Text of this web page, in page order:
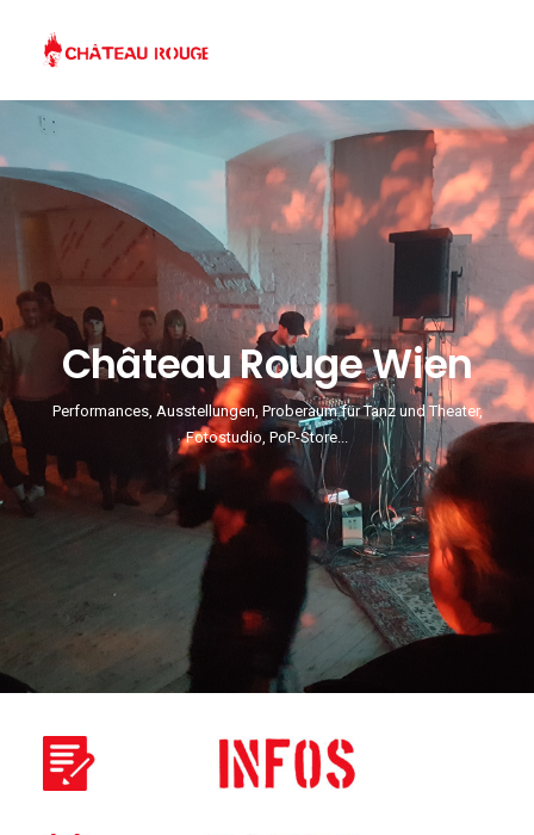
Château Rouge Wien
Performances, Ausstellungen, Proberaum für Tanz und Theater,
Fotostudio, PoP-Store...